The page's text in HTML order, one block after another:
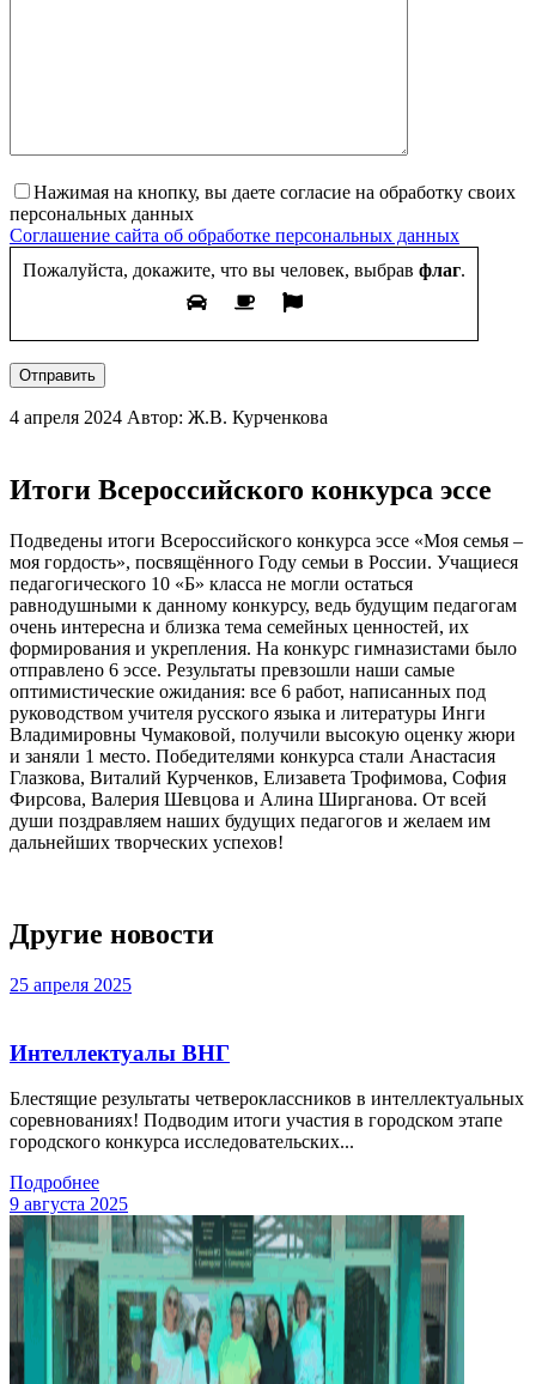
Нажимая на кнопку, вы даете согласие на обработку своих
персональных данных
Соглашение сайта об обработке персональных данных
Пожалуйста, докажите, что вы человек, выбрав флаг.
Отправить
4 апреля 2024 Автор: Ж.В. Курченкова
Итоги Всероссийского конкурса эссе
Подведены итоги Всероссийского конкурса эссе «Моя семья –
моя гордость», посвящённого Году семьи в России. Учащиеся
педагогического 10 «Б» класса не могли остаться
равнодушными к данному конкурсу, ведь будущим педагогам
очень интересна и близка тема семейных ценностей, их
формирования и укрепления. На конкурс гимназистами было
отправлено 6 эссе. Результаты превзошли наши самые
оптимистические ожидания: все 6 работ, написанных под
руководством учителя русского языка и литературы Инги
Владимировны Чумаковой, получили высокую оценку жюри
и заняли 1 место. Победителями конкурса стали Анастасия
Глазкова, Виталий Курченков, Елизавета Трофимова, София
Фирсова, Валерия Шевцова и Алина Ширганова. От всей
души поздравляем наших будущих педагогов и желаем им
дальнейших творческих успехов!
Другие новости
25 апреля 2025
Интеллектуалы ВНГ
Блестящие результаты четвероклассников в интеллектуальных
соревнованиях! Подводим итоги участия в городском этапе
городского конкурса исследовательских...
Подробнее
9 августа 2025